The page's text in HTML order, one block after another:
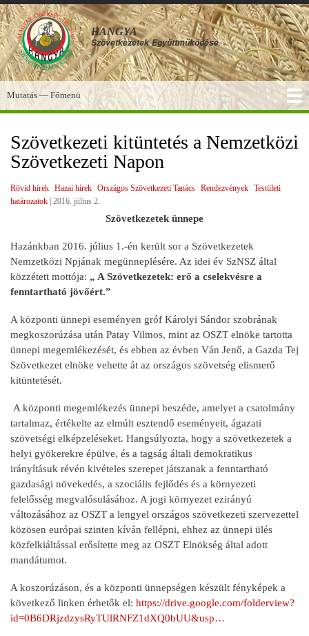
Ugrás
a
tartalomra
HANGYA
Szövetkezetek Együttműködése
Főmenü
Mutatás — Főmenü
Szövetkezeti kitüntetés a Nemzetközi
Szövetkezeti Napon
Rövid hírek Hazai hírek Országos Szövetkezeti Tanács Rendezvények Testületi
határozatok 2016. július 2.
Szövetkezetek ünnepe
Hazánkban 2016. július 1.-én került sor a Szövetkezetek
Nemzetközi Npjának megünneplésére. Az idei év SzNSZ által
közzétett mottója: „ A Szövetkezetek: erő a cselekvésre a
fenntartható jövőért.”
A központi ünnepi eseményen gróf Károlyi Sándor szobrának
megkoszorúzása után Patay Vilmos, mint az OSZT elnöke tartotta
ünnepi megemlékezését, és ebben az évben Ván Jenő, a Gazda Tej
Szövetkezet elnöke vehette át az országos szövetség elismerő
kitüntetését.
A központi megemlékezés ünnepi beszéde, amelyet a csatolmány
tartalmaz, értékelte az elmúlt esztendő eseményeit, ágazati
szövetségi elképzeléseket. Hangsúlyozta, hogy a szövetkezetek a
helyi gyökerekre épülve, és a tagság általi demokratikus
irányításuk révén kivételes szerepet játszanak a fenntartható
gazdasági növekedés, a szociális fejlődés és a környezeti
felelősség megvalósulásához. A jogi környezet ezirányú
változásához az OSZT a lengyel országos szövetkezeti szervezettel
közösen európai szinten kíván fellépni, ehhez az ünnepi ülés
közfelkiáltással erősítette meg az OSZT Elnökség által adott
mandátumot.
A koszorúzáson, és a központi ünnepségen készült fényképek a
következő linken érhetők el: https://drive.google.com/folderview?
id=0B6DRjzdzysRyTUlRNFZ1dXQ0bUU&usp…